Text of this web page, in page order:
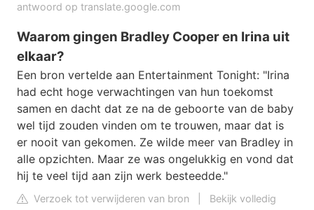
antwoord op translate.google.com
Waarom gingen Bradley Cooper en Irina uit
elkaar?
Een bron vertelde aan Entertainment Tonight: "Irina
had echt hoge verwachtingen van hun toekomst
samen en dacht dat ze na de geboorte van de baby
wel tijd zouden vinden om te trouwen, maar dat is
er nooit van gekomen. Ze wilde meer van Bradley in
alle opzichten. Maar ze was ongelukkig en vond dat
hij te veel tijd aan zijn werk besteedde."
Verzoek tot verwijderen van bron
Bekijk volledig